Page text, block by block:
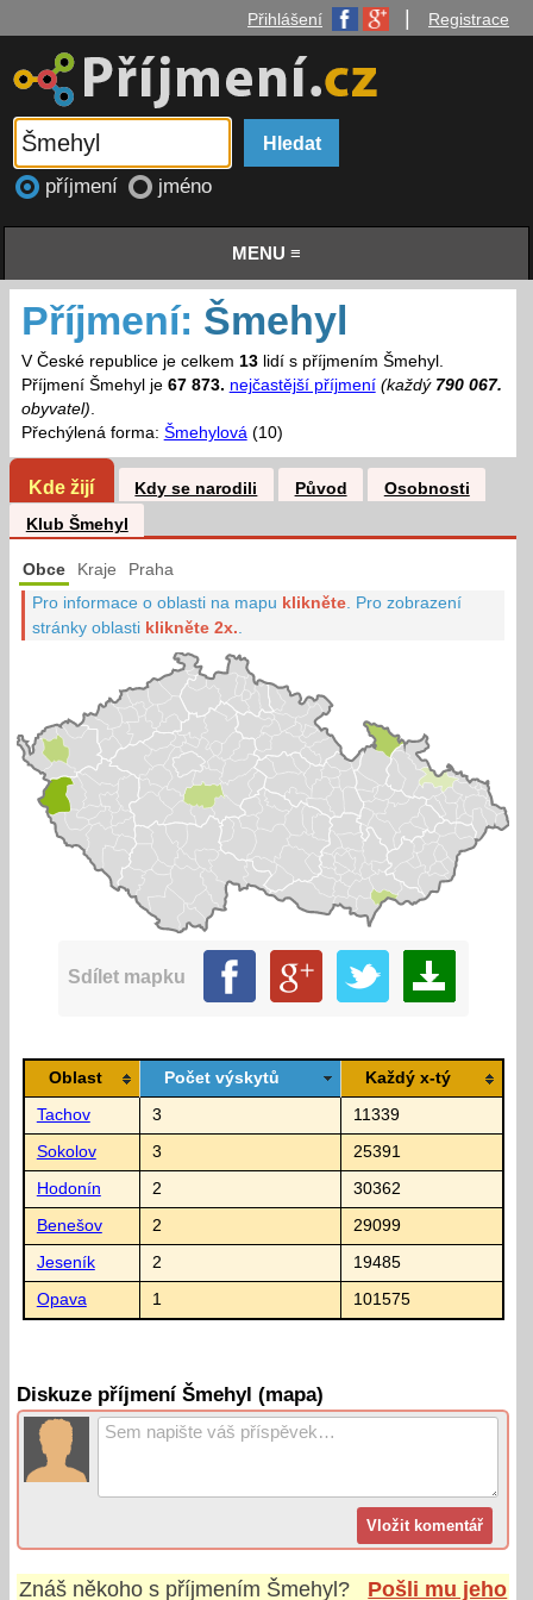
Přihlášení Registrace
příjmení jméno
MENU ≡
Příjmení: Šmehyl
V České republice je celkem 13lidí s příjmením Šmehyl.
Příjmení Šmehyl je 67 873. nejčastější příjmení (každý 790 067.
obyvatel).
Přechýlená forma: Šmehylová(10)
Kde žijí Kdy se narodili Původ
Osobnosti
Klub Šmehyl
Obce Kraje Praha
Pro informace o oblasti na mapu klikněte Pro zobrazení
stránky oblasti klikněte 2x.
Sdílet mapku
Oblast Počet výskytů Každý x-tý
Tachov 3 11339
Sokolov 3 25391
Hodonín 2 30362
Benešov 2 29099
Jeseník 2 19485
Opava 1 101575
Diskuze příjmení Šmehyl (mapa)
Znáš někoho s příjmením Šmehyl?
Pošli mu jeho